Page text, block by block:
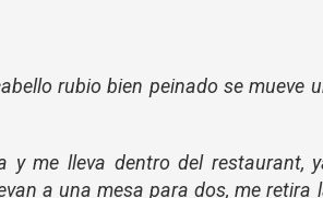
rubio bien peinado se mueve
y me lleva dentro del restaurant,
a una mesa para dos, me retira